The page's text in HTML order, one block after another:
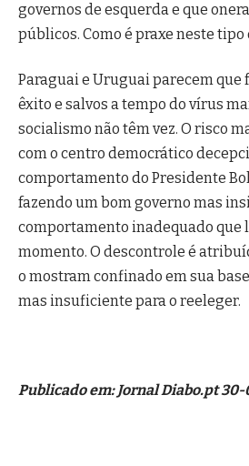
governos de esquerda e que
públicos. Como é praxe neste tipo
Paraguai e Uruguai parecem que
êxito e salvos a tempo do vírus
socialismo não têm vez. O risco
com o centro democrático
comportamento do Presidente
fazendo um bom governo mas
comportamento inadequado que
momento. O descontrole é
o mostram confinado em sua
mas insuficiente para o reeleger.
Publicado em: Jornal Diabo.pt